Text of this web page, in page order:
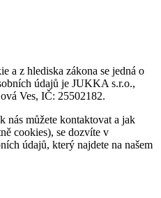
a z hlediska zákona se jedná o
údajů je JUKKA s.r.o.,
Ves, IČ: 25502182.
nás můžete kontaktovat a jak
cookies), se dozvíte v
údajů, který najdete na našem